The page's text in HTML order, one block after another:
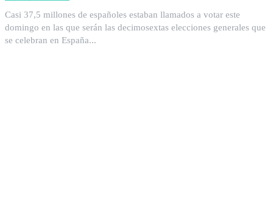
Casi 37,5 millones de españoles estaban llamados a votar este
domingo en las que serán las decimosextas elecciones generales que
se celebran en España...